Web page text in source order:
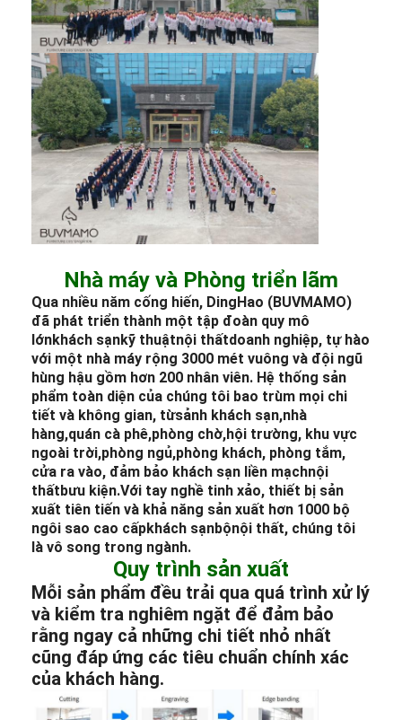
Nhà máy và Phòng triển lãm
Qua nhiều năm cống hiến, DingHao (BUVMAMO)
đã phát triển thành một tập đoàn quy mô
lớnkhách sạnkỹ thuậtnội thấtdoanh nghiệp, tự hào
với một nhà máy rộng 3000 mét vuông và đội ngũ
hùng hậu gồm hơn 200 nhân viên. Hệ thống sản
phẩm toàn diện của chúng tôi bao trùm mọi chi
tiết và không gian, từsảnh khách sạn,nhà
hàng,quán cà phê,phòng chờ,hội trường, khu vực
ngoài trời,phòng ngủ,phòng khách, phòng tắm,
cửa ra vào, đảm bảo khách sạn liền mạchnội
thất bưu kiện.Với tay nghề tinh xảo, thiết bị sản
xuất tiên tiến và khả năng sản xuất hơn 1000 bộ
ngôi sao cao cấpkhách sạnbộnội thất, chúng tôi
là vô song trong ngành.
Quy trình sản xuất
Mỗi sản phẩm đều trải qua quá trình xử lý
và kiểm tra nghiêm ngặt để đảm bảo
rằng ngay cả những chi tiết nhỏ nhất
cũng đáp ứng các tiêu chuẩn chính xác
của khách hàng.